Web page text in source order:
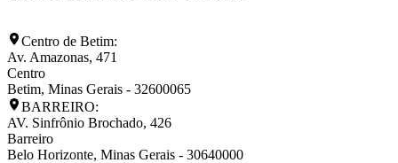
Centro de Betim:
Av. Amazonas, 471
Centro
Betim, Minas Gerais - 32600065
BARREIRO:
AV. Sinfrônio Brochado, 426
Barreiro
Belo Horizonte, Minas Gerais - 30640000